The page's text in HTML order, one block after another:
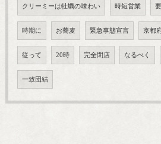
クリーミーは牡蠣の味わい 時短営業
時期に お蕎麦 緊急事態宣言 京都
従って 20時 完全閉店 なるべく
一致団結